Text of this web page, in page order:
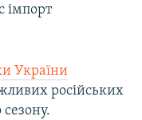
імпорт
України
російських